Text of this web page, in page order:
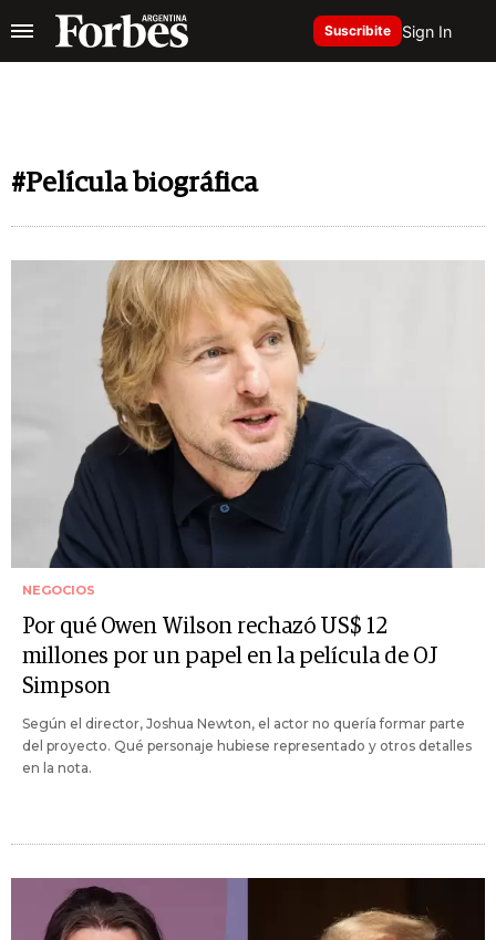
Suscribite Sign In
#Película biográfica
NEGOCIOS
Por qué Owen Wilson rechazó US$ 12
millones por un papel en la película de OJ
Simpson
Según el director, Joshua Newton, el actor no quería formar parte
del proyecto. Qué personaje hubiese representado y otros detalles
en la nota.